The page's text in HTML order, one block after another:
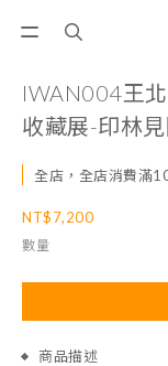
IWAN004王
收藏展-印林
全店，全店消費滿
NT$7,200
數量
商品描述